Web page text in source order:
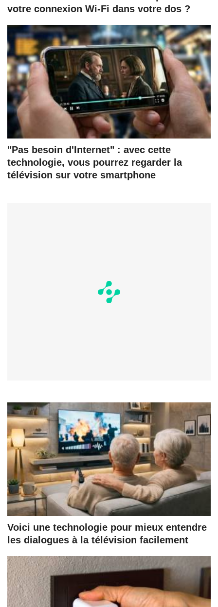
votre connexion Wi-Fi dans votre dos ?
"Pas besoin d'Internet" : avec cette
technologie, vous pourrez regarder la
télévision sur votre smartphone
Voici une technologie pour mieux entendre
les dialogues à la télévision facilement